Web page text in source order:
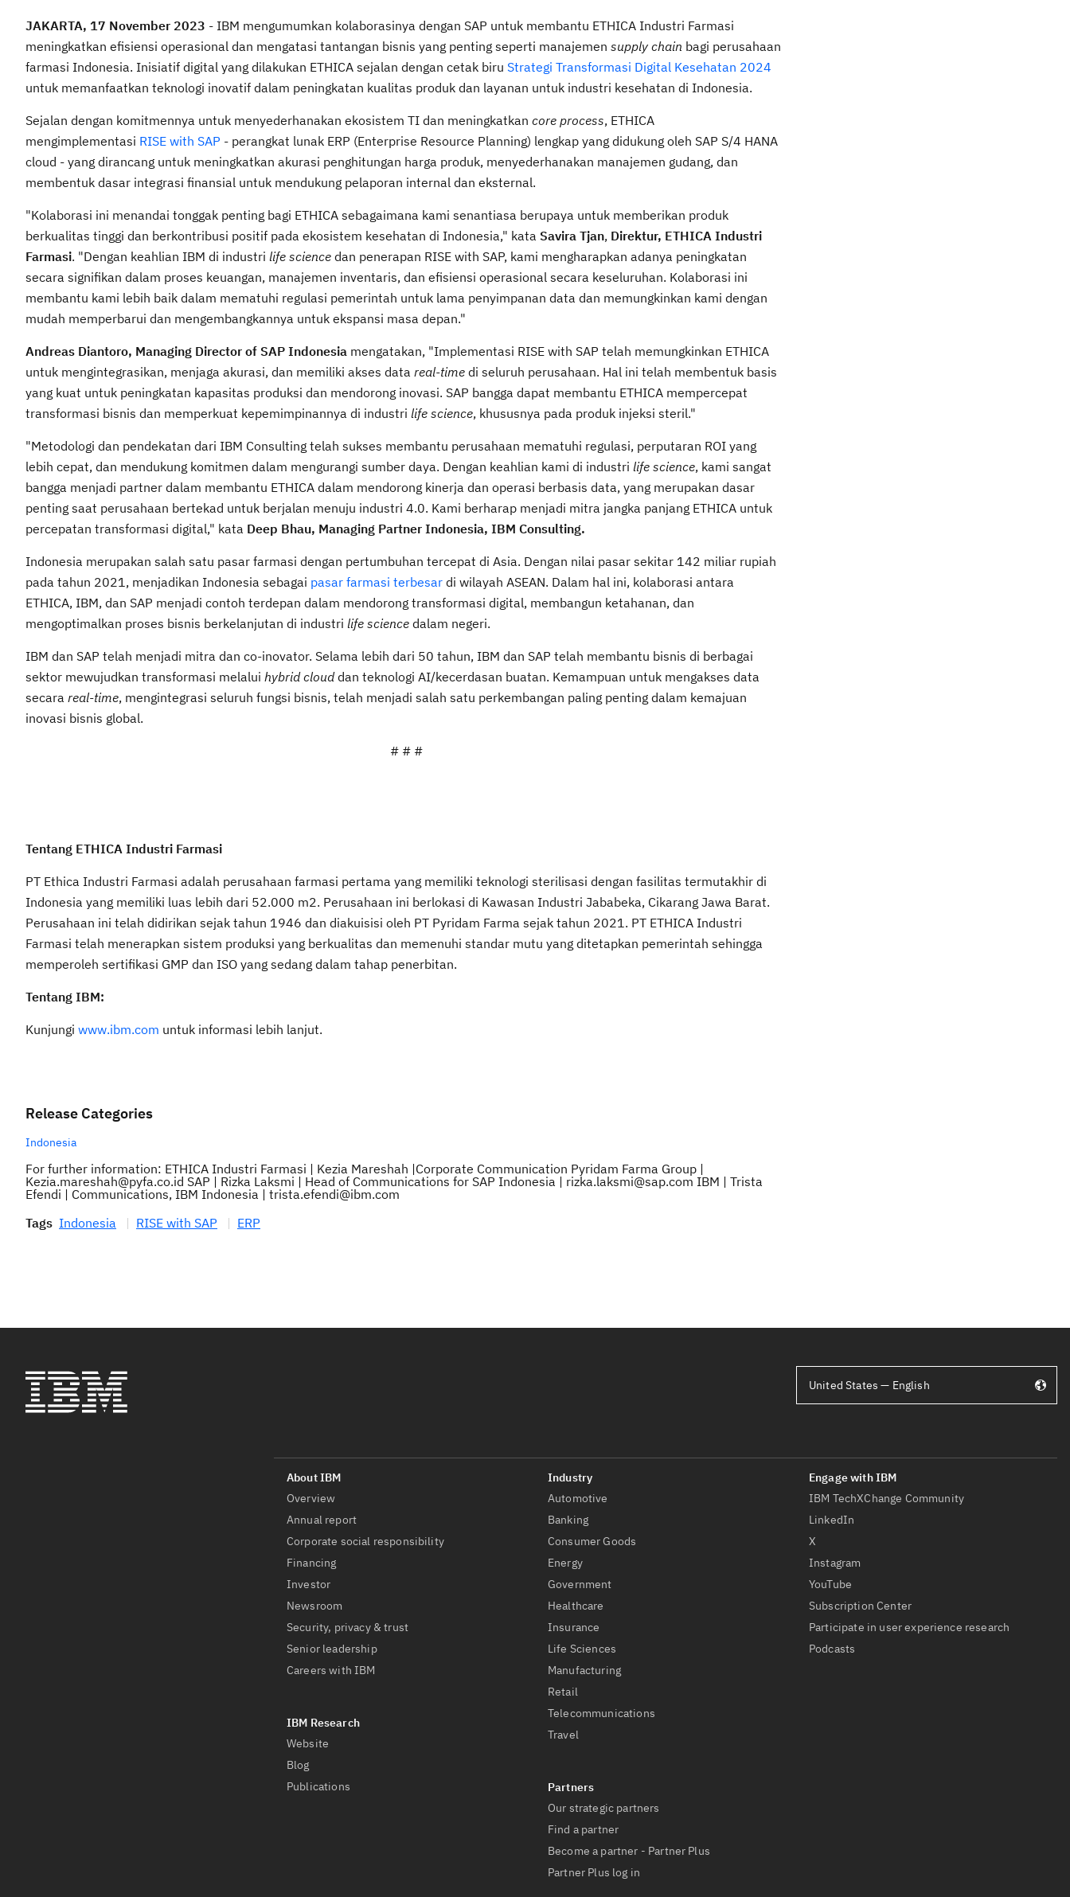
JAKARTA, 17 November 2023 - IBM mengumumkan kolaborasinya dengan SAP untuk membantu ETHICA Industri Farmasi
meningkatkan efisiensi operasional dan mengatasi tantangan bisnis yang penting seperti manajemen supply chain bagi perusahaan
farmasi Indonesia. Inisiatif digital yang dilakukan ETHICA sejalan dengan cetak biru Strategi Transformasi Digital Kesehatan 2024
untuk memanfaatkan teknologi inovatif dalam peningkatan kualitas produk dan layanan untuk industri kesehatan di Indonesia.
Sejalan dengan komitmennya untuk menyederhanakan ekosistem TI dan meningkatkan core process, ETHICA
mengimplementasi RISE with SAP - perangkat lunak ERP (Enterprise Resource Planning) lengkap yang didukung oleh SAP S/4 HANA
cloud - yang dirancang untuk meningkatkan akurasi penghitungan harga produk, menyederhanakan manajemen gudang, dan
membentuk dasar integrasi finansial untuk mendukung pelaporan internal dan eksternal.
"Kolaborasi ini menandai tonggak penting bagi ETHICA sebagaimana kami senantiasa berupaya untuk memberikan produk
berkualitas tinggi dan berkontribusi positif pada ekosistem kesehatan di Indonesia," kata Savira Tjan, Direktur, ETHICA Industri
Farmasi. "Dengan keahlian IBM di industri life science dan penerapan RISE with SAP, kami mengharapkan adanya peningkatan
secara signifikan dalam proses keuangan, manajemen inventaris, dan efisiensi operasional secara keseluruhan. Kolaborasi ini
membantu kami lebih baik dalam mematuhi regulasi pemerintah untuk lama penyimpanan data dan memungkinkan kami dengan
mudah memperbarui dan mengembangkannya untuk ekspansi masa depan."
Andreas Diantoro, Managing Director of SAP Indonesia mengatakan, "Implementasi RISE with SAP telah memungkinkan ETHICA
untuk mengintegrasikan, menjaga akurasi, dan memiliki akses data real-time di seluruh perusahaan. Hal ini telah membentuk basis
yang kuat untuk peningkatan kapasitas produksi dan mendorong inovasi. SAP bangga dapat membantu ETHICA mempercepat
transformasi bisnis dan memperkuat kepemimpinannya di industri life science, khususnya pada produk injeksi steril."
"Metodologi dan pendekatan dari IBM Consulting telah sukses membantu perusahaan mematuhi regulasi, perputaran ROI yang
lebih cepat, dan mendukung komitmen dalam mengurangi sumber daya. Dengan keahlian kami di industri life science, kami sangat
bangga menjadi partner dalam membantu ETHICA dalam mendorong kinerja dan operasi berbasis data, yang merupakan dasar
penting saat perusahaan bertekad untuk berjalan menuju industri 4.0. Kami berharap menjadi mitra jangka panjang ETHICA untuk
percepatan transformasi digital," kata Deep Bhau, Managing Partner Indonesia, IBM Consulting.
Indonesia merupakan salah satu pasar farmasi dengan pertumbuhan tercepat di Asia. Dengan nilai pasar sekitar 142 miliar rupiah
pada tahun 2021, menjadikan Indonesia sebagai pasar farmasi terbesar di wilayah ASEAN. Dalam hal ini, kolaborasi antara
ETHICA, IBM, dan SAP menjadi contoh terdepan dalam mendorong transformasi digital, membangun ketahanan, dan
mengoptimalkan proses bisnis berkelanjutan di industri life science dalam negeri.
IBM dan SAP telah menjadi mitra dan co-inovator. Selama lebih dari 50 tahun, IBM dan SAP telah membantu bisnis di berbagai
sektor mewujudkan transformasi melalui hybrid clouddan teknologi AI/kecerdasan buatan. Kemampuan untuk mengakses data
secara real-time, mengintegrasi seluruh fungsi bisnis, telah menjadi salah satu perkembangan paling penting dalam kemajuan
inovasi bisnis global.
# # #
Tentang ETHICA Industri Farmasi
PT Ethica Industri Farmasi adalah perusahaan farmasi pertama yang memiliki teknologi sterilisasi dengan fasilitas termutakhir di
Indonesia yang memiliki luas lebih dari 52.000 m2. Perusahaan ini berlokasi di Kawasan Industri Jababeka, Cikarang Jawa Barat.
Perusahaan ini telah didirikan sejak tahun 1946 dan diakuisisi oleh PT Pyridam Farma sejak tahun 2021. PT ETHICA Industri
Farmasi telah menerapkan sistem produksi yang berkualitas dan memenuhi standar mutu yang ditetapkan pemerintah sehingga
memperoleh sertifikasi GMP dan ISO yang sedang dalam tahap penerbitan.
Tentang IBM:
Kunjungi www.ibm.com untuk informasi lebih lanjut.
Release Categories
Indonesia
For further information: ETHICA Industri Farmasi | Kezia Mareshah |Corporate Communication Pyridam Farma Group |
Kezia.mareshah@pyfa.co.id SAP | Rizka Laksmi | Head of Communications for SAP Indonesia | rizka.laksmi@sap.com IBM | Trista
Efendi | Communications, IBM Indonesia | trista.efendi@ibm.com
Tags Indonesia RISE with SAP ERP
Overview
Annual report
Corporate social responsibility
Financing
Investor
Newsroom
Security, privacy & trust
Senior leadership
Careers with IBM
Website
Blog
Publications
Automotive
Banking
Consumer Goods
Energy
Government
Healthcare
Insurance
Life Sciences
Manufacturing
Retail
Telecommunications
Travel
Our strategic partners
Find a partner
Become a partner - Partner Plus
Partner Plus log in
IBM TechXChange Community
LinkedIn
X
Instagram
YouTube
Subscription Center
Participate in user experience research
Podcasts
United States — English